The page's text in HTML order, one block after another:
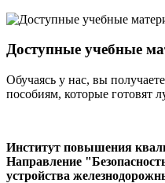
Доступные учебные
Обучаясь у нас, вы
пособиям, которые готовят
Институт повышения
Направление
устройства